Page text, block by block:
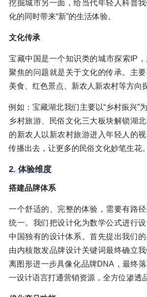
挖掘城市另一面，给当代年轻人科普
化的同时带来“新”的生活体验。
文化传承
宝藏中国是一个知识类的城市探索IP
聚焦的问题就是关于文化的传承。主
美食、红色景点、新农人新农村等方向
例如：宝藏湖北我们主要以“乡村振兴”
乡村旅游、民俗文化三大板块解锁湖
的新农人以新农村旅游进入年轻人的
传播出去，让更多的民俗文化妙笔生花。
2. 体验维度
搭建品牌体系
一个舒适的、完整的体验，需要有路
统一。我们把设计化为数学公式进行
中国独有的设计体系。首先提出我们
由内核散发品牌设计关键词最终确立
离图形进一步具像化品牌DNA，最终
一设计语言打通营销资源，全方位渗透